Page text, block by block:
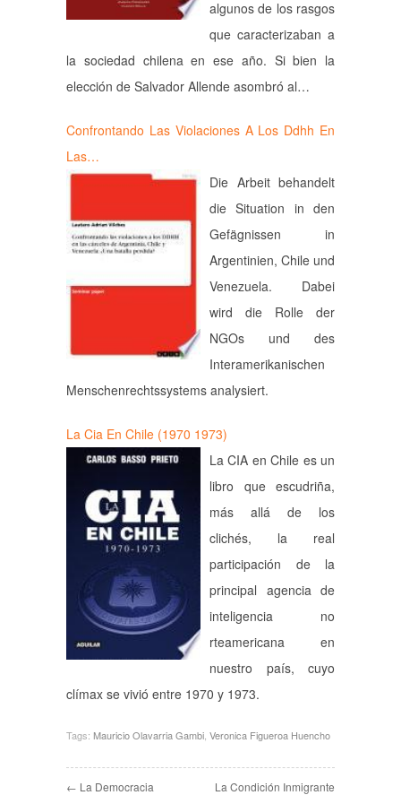
algunos de los rasgos
que caracterizaban a
la sociedad chilena en ese año. Si bien la
elección de Salvador Allende asombró al…
Confrontando Las Violaciones A Los Ddhh En
Las…
Die Arbeit behandelt
die Situation in den
Gefägnissen in
Argentinien, Chile und
Venezuela. Dabei
wird die Rolle der
NGOs und des
Interamerikanischen
Menschenrechtssystems analysiert.
La Cia En Chile (1970 1973)
La CIA en Chile es un
libro que escudriña,
más allá de los
clichés, la real
participación de la
principal agencia de
inteligencia no
rteamericana en
nuestro país, cuyo
clímax se vivió entre 1970 y 1973.
Tags: Mauricio Olavarria Gambi Veronica Figueroa Huencho
← La Democracia
La Condición Inmigrante